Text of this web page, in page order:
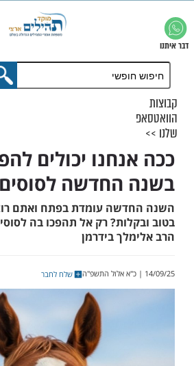
יכולים
החדשה לסוסים
רק אל תהפכו בה לסוסים...
שלח לחבר